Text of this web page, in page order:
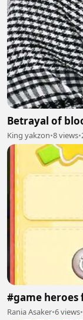
Betrayal of
King yakzon•8 views•
#game heroes
Rania Asaker•6 views•